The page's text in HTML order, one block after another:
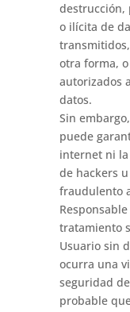
destrucción,
o ilícita de
otra forma,
autorizados
datos.
Sin
puede
internet ni
de hackers
fraudulento
tratamiento
Usuario sin
ocurra una
seguridad
probable